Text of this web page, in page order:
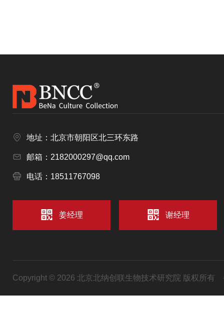
地址：北京市朝阳区北三环东路
邮箱：2182000297@qq.com
电话：18511767098
姜经理 谢经理
Copyright © 2026 北京北纳创联生物技术研究院 版权所有